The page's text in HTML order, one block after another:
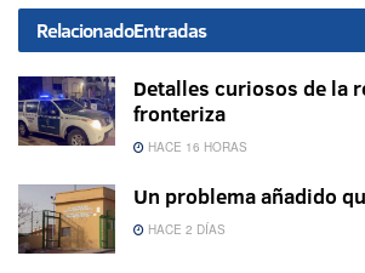
RelacionadoEntradas
Detalles curiosos de la
fronteriza
HACE 16 HORAS
Un problema añadido
HACE 2 DÍAS